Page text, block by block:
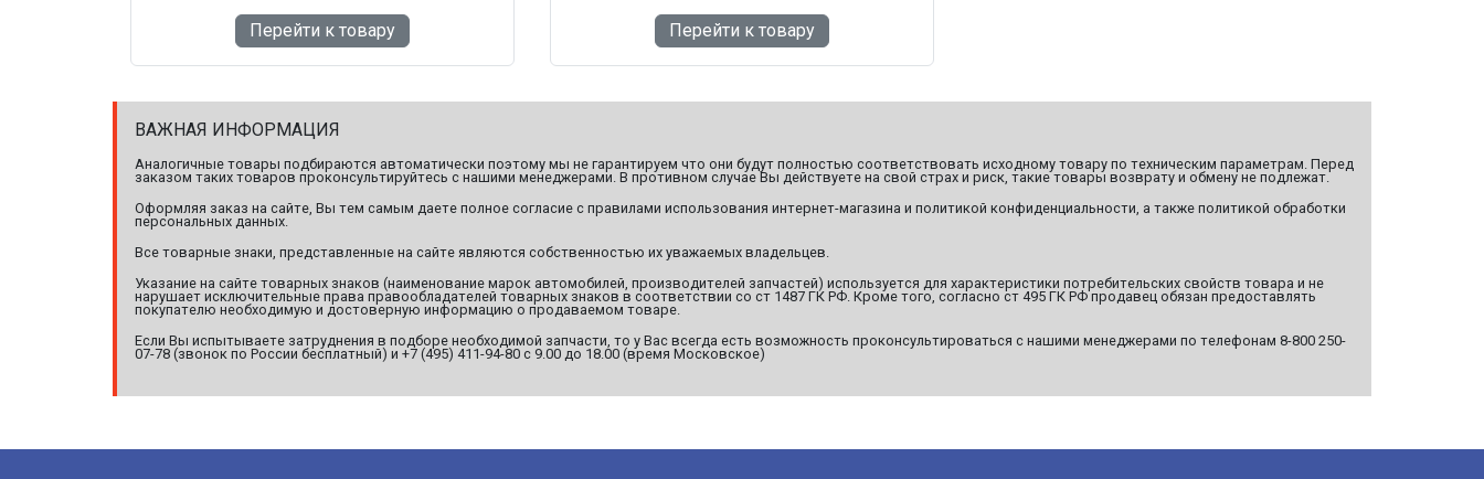
Перейти к товару Перейти к товару
ВАЖНАЯ ИНФОРМАЦИЯ
Аналогичные товары подбираются автоматически поэтому мы не гарантируем что они будут полностью соответствовать исходному товару по техническим параметрам. Перед
заказом таких товаров проконсультируйтесь с нашими менеджерами. В противном случае Вы действуете на свой страх и риск, такие товары возврату и обмену не подлежат.
Оформляя заказ на сайте, Вы тем самым даете полное согласие с правилами использования интернет-магазина и политикой конфиденциальности, а также политикой обработки
персональных данных.
Все товарные знаки, представленные на сайте являются собственностью их уважаемых владельцев.
Указание на сайте товарных знаков (наименование марок автомобилей, производителей запчастей) используется для характеристики потребительских свойств товара и не
нарушает исключительные права правообладателей товарных знаков в соответствии со ст 1487 ГК РФ. Кроме того, согласно ст 495 ГК РФ продавец обязан предоставлять
покупателю необходимую и достоверную информацию о продаваемом товаре.
Если Вы испытываете затруднения в подборе необходимой запчасти, то у Вас всегда есть возможность проконсультироваться с нашими менеджерами по телефонам 8-800 250-
07-78 (звонок по России бесплатный) и +7 (495) 411-94-80 с 9.00 до 18.00 (время Московское)